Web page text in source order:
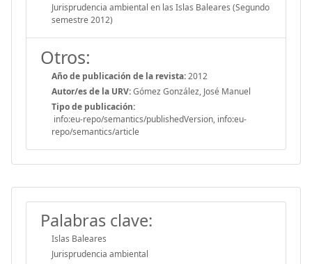
Jurisprudencia ambiental en las Islas Baleares (Segundo
semestre 2012)
Otros:
Año de publicación de la revista:2012
Autor/es de la URV:Gómez González, José Manuel
Tipo de publicación:
info:eu-repo/semantics/publishedVersion, info:eu-
repo/semantics/article
Palabras clave:
Islas Baleares
Jurisprudencia ambiental